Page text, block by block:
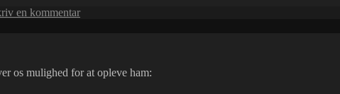
en kommentartil
Youtube…
os mulighed for at opleve ham: